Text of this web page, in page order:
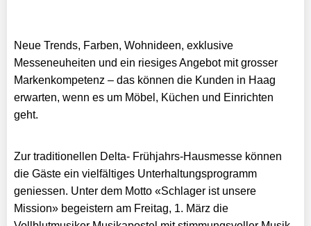
Neue Trends, Farben, Wohnideen, exklusive
Messeneuheiten und ein riesiges Angebot mit grosser
Markenkompetenz – das können die Kunden in Haag
erwarten, wenn es um Möbel, Küchen und Einrichten
geht.
Zur traditionellen Delta- Frühjahrs-Hausmesse können
die Gäste ein vielfältiges Unterhaltungsprogramm
geniessen. Unter dem Motto «Schlager ist unsere
Mission» begeistern am Freitag, 1. März die